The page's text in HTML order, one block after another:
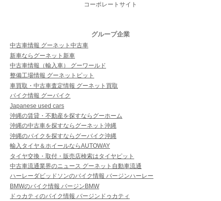
コーポレートサイト
グループ企業
中古車情報 グーネット中古車
新車ならグーネット新車
中古車情報（輸入車） グーワールド
整備工場情報 グーネットピット
車買取・中古車査定情報 グーネット買取
バイク情報 グーバイク
Japanese used cars
沖縄の賃貸・不動産を探すならグーホーム
沖縄の中古車を探すならグーネット沖縄
沖縄のバイクを探すならグーバイク沖縄
輸入タイヤ＆ホイールならAUTOWAY
タイヤ交換・取付・販売店検索はタイヤピット
中古車流通業界のニュース グーネット自動車流通
ハーレーダビッドソンのバイク情報 バージンハーレー
BMWのバイク情報 バージンBMW
ドゥカティのバイク情報 バージンドゥカティ